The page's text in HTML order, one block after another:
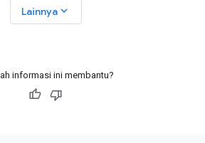
Lainnyaexpand_more
informasi ini membantu?